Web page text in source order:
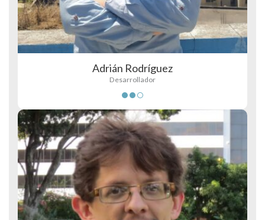
Adrián Rodríguez
Desarrollador